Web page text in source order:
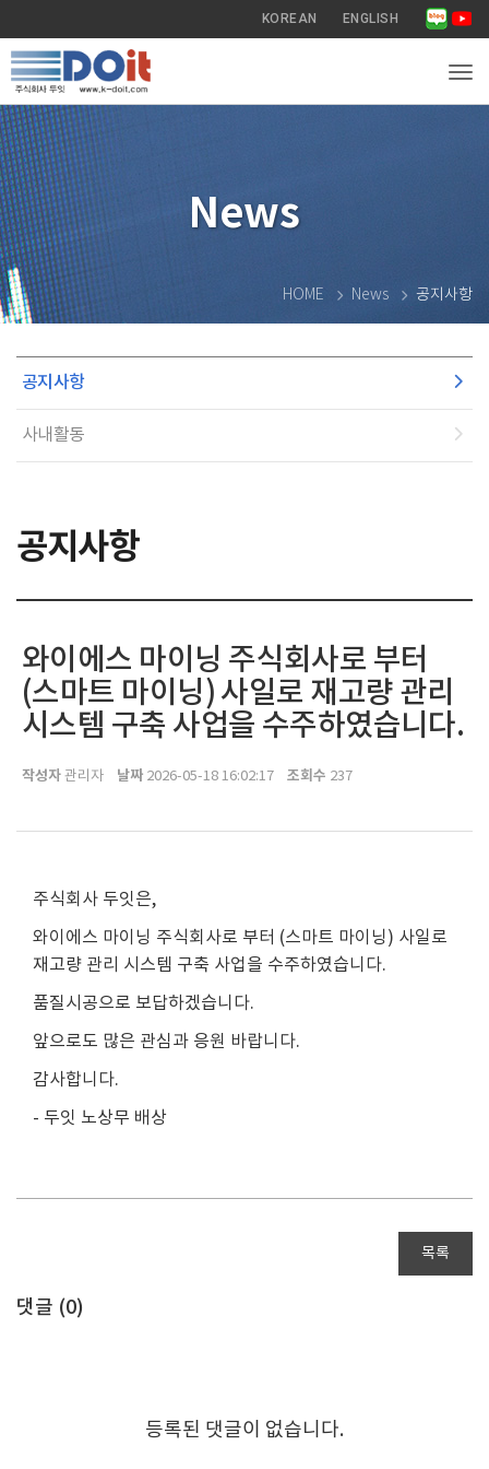
KOREAN ENGLISH
News
HOME News 공지사항
공지사항
사내활동
공지사항
와이에스 마이닝 주식회사로 부터
(스마트 마이닝) 사일로 재고량 관리
시스템 구축 사업을 수주하였습니다.
작성자 관리자 날짜 2026-05-18 16:02:17 조회수 237
주식회사 두잇은,
와이에스 마이닝 주식회사로 부터 (스마트 마이닝) 사일로
재고량 관리 시스템 구축 사업을 수주하였습니다.
품질시공으로 보답하겠습니다.
앞으로도 많은 관심과 응원 바랍니다.
감사합니다.
- 두잇 노상무 배상
목록
댓글 (0)
등록된 댓글이 없습니다.